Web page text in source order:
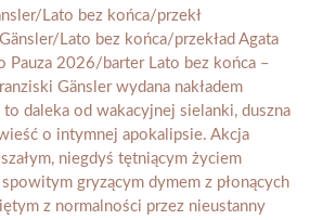
Lato bez końca/przekł